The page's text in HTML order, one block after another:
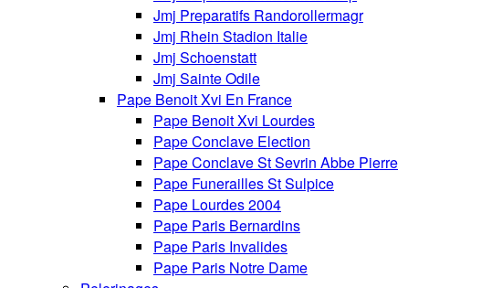
Jmj Preparatifs Randorollermagr
Jmj Rhein Stadion Italie
Jmj Schoenstatt
Jmj Sainte Odile
Pape Benoit Xvi En France
Pape Benoit Xvi Lourdes
Pape Conclave Election
Pape Conclave St Sevrin Abbe Pierre
Pape Funerailles St Sulpice
Pape Lourdes 2004
Pape Paris Bernardins
Pape Paris Invalides
Pape Paris Notre Dame